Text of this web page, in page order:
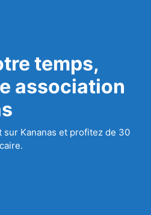
temps,
association
Kananas et profitez de 30